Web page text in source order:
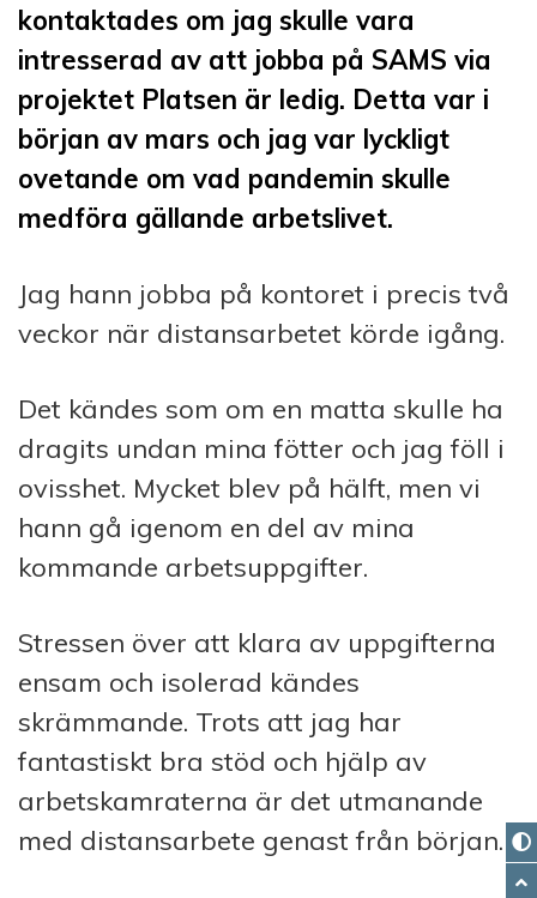
kontaktades om jag skulle vara
intresserad av att jobba på SAMS via
projektet Platsen är ledig. Detta var i
början av mars och jag var lyckligt
ovetande om vad pandemin skulle
medföra gällande arbetslivet.
Jag hann jobba på kontoret i precis två
veckor när distansarbetet körde igång.
Det kändes som om en matta skulle ha
dragits undan mina fötter och jag föll i
ovisshet. Mycket blev på hälft, men vi
hann gå igenom en del av mina
kommande arbetsuppgifter.
Stressen över att klara av uppgifterna
ensam och isolerad kändes
skrämmande. Trots att jag har
fantastiskt bra stöd och hjälp av
arbetskamraterna är det utmanande
med distansarbete genast från början.